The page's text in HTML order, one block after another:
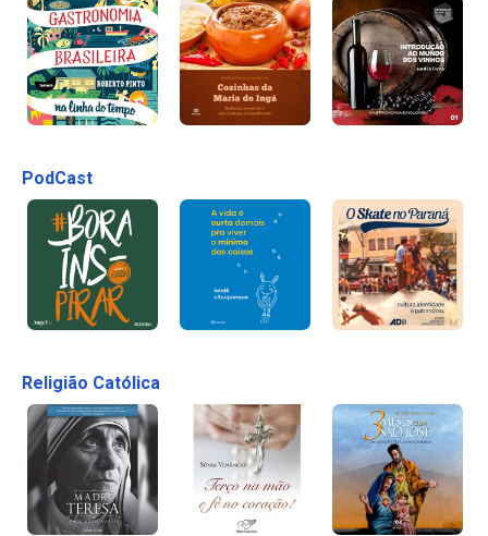
PodCast
Religião Católica